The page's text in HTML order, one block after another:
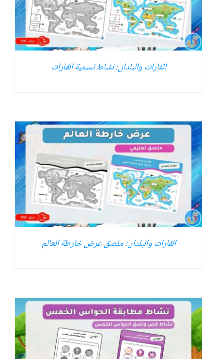
القارات والبلدان: نشاط تسمية القارات
القارات والبلدان: ملصق عرض خارطة العالم